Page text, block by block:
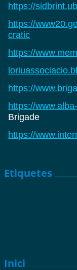
https://
https://
cratic
https://
https://
https://
Brigade
https://
Etiquetes
Inici